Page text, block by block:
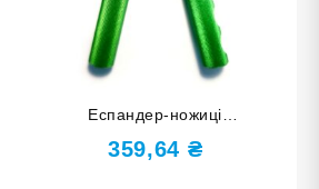
Еспандер-ножиці
навантаження 150 lb 150LB-З
359,64 ₴